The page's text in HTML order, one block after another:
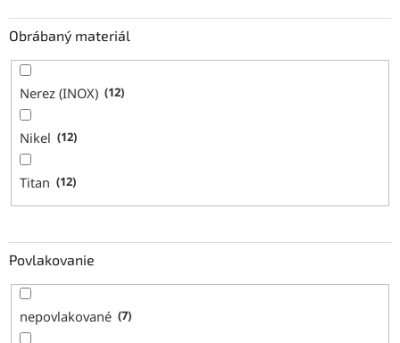
Obrábaný materiál
Nerez (INOX) 12
Nikel 12
Titan 12
Povlakovanie
nepovlakované 7